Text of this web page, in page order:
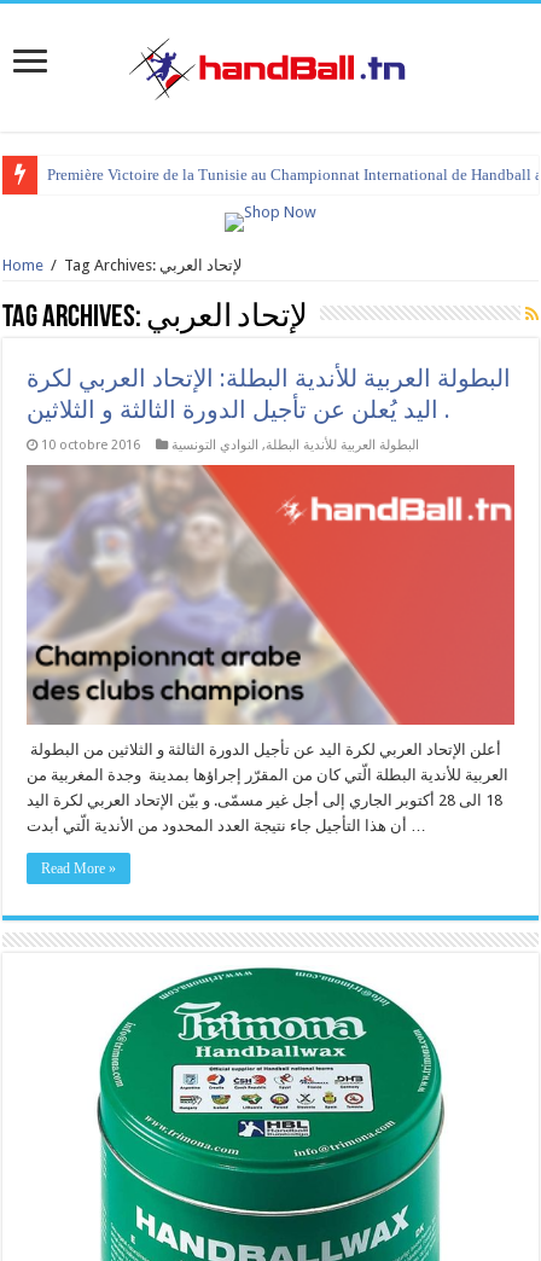
Première Victoire de la Tunisie au Championnat International de Handball
Home / Tag Archives: لإتحاد العربي
Tag Archives: لإتحاد العربي
البطولة العربية للأندية البطلة: الإتحاد العربي لكرة
اليد يُعلن عن تأجيل الدورة الثالثة و الثلاثين .
10 octobre 2016 البطولة العربية للأندية البطلة, النوادي التونسية
العربية للأندية البطلة الّتي كان من المقرّر إجراؤها بمدينة وجدة المغربية من
18 الى 28 أكتوبر الجاري إلى أجل غير مسمّى. و بيّن الإتحاد العربي لكرة اليد
Read More »